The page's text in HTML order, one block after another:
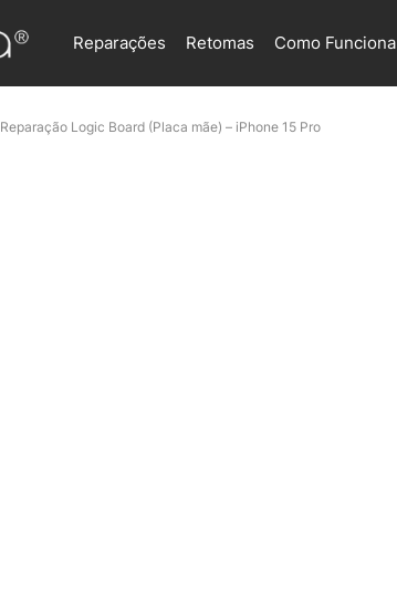
Reparações Retomas Como Funciona
Reparação Logic Board (Placa mãe) – iPhone 15 Pro